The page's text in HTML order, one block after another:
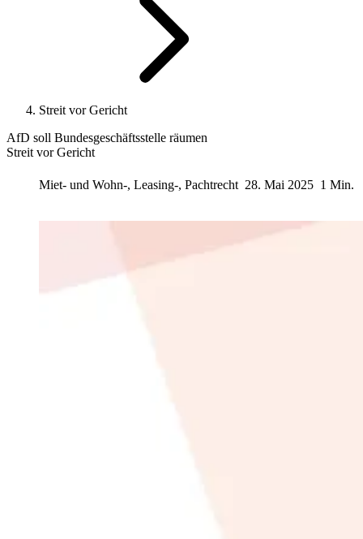
Streit vor Gericht
AfD soll Bundesgeschäftsstelle räumen
Streit vor Gericht
Miet- und Wohn-, Leasing-, Pachtrecht 28. Mai 2025 1 Min.